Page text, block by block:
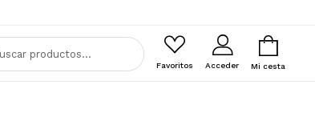
Favoritos Acceder Mi cesta